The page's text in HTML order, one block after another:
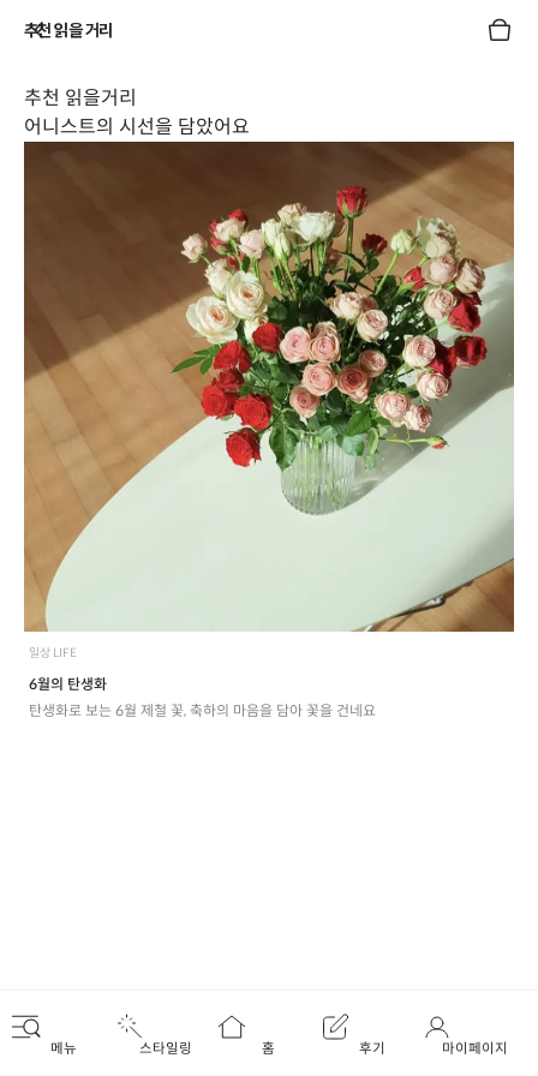
추천 읽을 거리
추천 읽을거리
어니스트의 시선을 담았어요
일상 LIFE
6월의 탄생화
탄생화로 보는 6월 제철 꽃, 축하의 마음을 담아 꽃을 건네요
메뉴 스타일링 홈 후기 마이페이지